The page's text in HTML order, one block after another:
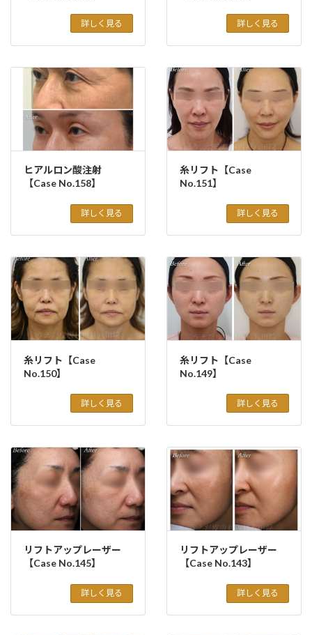
詳しく見る 詳しく見る
ヒアルロン酸注射
【Case No.158】
詳しく見る
糸リフト【Case
No.151】
詳しく見る
糸リフト【Case
No.150】
詳しく見る
糸リフト【Case
No.149】
詳しく見る
リフトアップレーザー
【Case No.145】
詳しく見る
リフトアップレーザー
【Case No.143】
詳しく見る